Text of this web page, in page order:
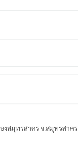
งสมุทรสาคร จ.สมุทรสาคร